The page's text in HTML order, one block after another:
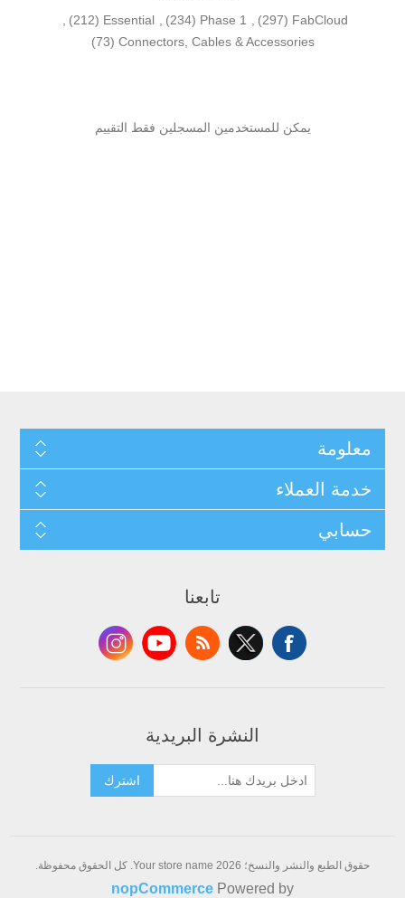
FabCloud
(297)
Phase 1
(234)
Essential
(212)
Connectors, Cables & Accessories
(73)
يمكن للمستخدمين المسجلين فقط التقييم
معلومة
خدمة العملاء
حسابي
تابعنا
النشرة البريدية
اشترك
حقوق الطبع والنشر والنسخ؛ 2026 Your store name. كل الحقوق محفوظة.
Powered by
nopCommerce